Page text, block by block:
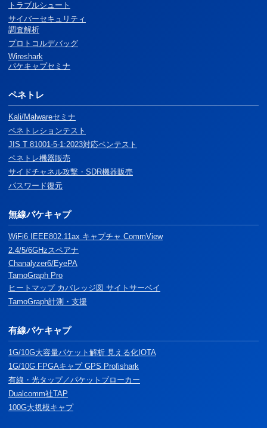
トラブルシュート
サイバーセキュリティ
調査解析
プロトコルデバッグ
Wireshark
パケキャプセミナ
ペネトレ
Kali/Malwareセミナ
ペネトレションテスト
JIS T 81001-5-1:2023対応ペンテスト
ペネトレ機器販売
サイドチャネル攻撃・SDR機器販売
パスワード復元
無線パケキャプ
WiFi6 IEEE802.11ax キャプチャ CommView
2.4/5/6GHzスペアナ
Chanalyzer6/EyePA
TamoGraph Pro
ヒートマップ カバレッジ図 サイトサーベイ
TamoGraph計測・支援
有線パケキャプ
1G/10G大容量パケット解析 見える化IOTA
1G/10G FPGAキャプ GPS Profishark
有線・光タップ／パケットブローカー
Dualcomm社TAP
100G大規模キャプ